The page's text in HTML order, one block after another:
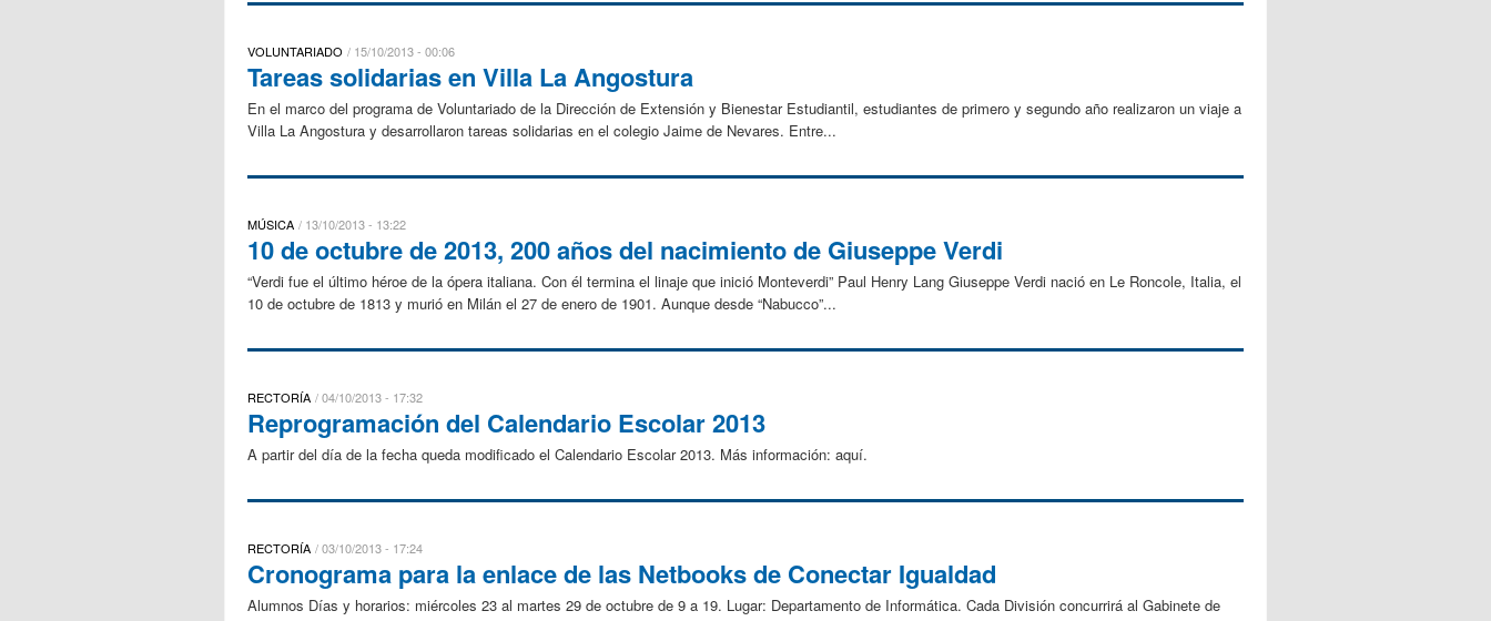
VOLUNTARIADO 15/10/2013 - 00:06
Tareas solidarias en Villa La Angostura
En el marco del programa de Voluntariado de la Dirección de Extensión y Bienestar Estudiantil, estudiantes de primero y segundo año realizaron un viaje a
Villa La Angostura y desarrollaron tareas solidarias en el colegio Jaime de Nevares. Entre...
MÚSICA 13/10/2013 - 13:22
10 de octubre de 2013, 200 años del nacimiento de Giuseppe Verdi
“Verdi fue el último héroe de la ópera italiana. Con él termina el linaje que inició Monteverdi” Paul Henry Lang Giuseppe Verdi nació en Le Roncole, Italia, el
10 de octubre de 1813 y murió en Milán el 27 de enero de 1901. Aunque desde “Nabucco”...
RECTORÍA 04/10/2013 - 17:32
Reprogramación del Calendario Escolar 2013
A partir del día de la fecha queda modificado el Calendario Escolar 2013. Más información: aquí.
RECTORÍA 03/10/2013 - 17:24
Cronograma para la enlace de las Netbooks de Conectar Igualdad
Alumnos Días y horarios: miércoles 23 al martes 29 de octubre de 9 a 19. Lugar: Departamento de Informática. Cada División concurrirá al Gabinete de